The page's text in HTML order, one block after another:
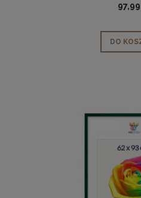
97,99
DO